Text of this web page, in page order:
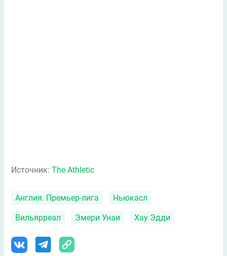
Источник: The Athletic
Англия. Премьер-лига Ньюкасл
Вильярреал Эмери Унаи Хау Эдди